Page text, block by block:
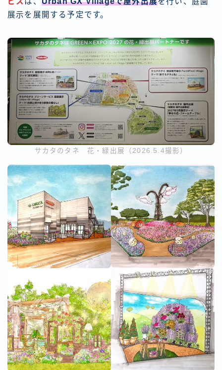
展示を展開する予定です。
サカタのタネ 花・緑出展（2026.5.4撮影）